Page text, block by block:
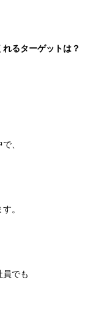
るターゲットは？
、
。
員でも